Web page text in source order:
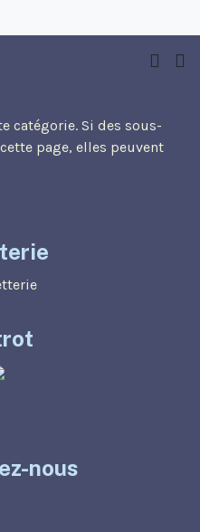
catégorie. Si des sous-
page, elles peuvent
nous